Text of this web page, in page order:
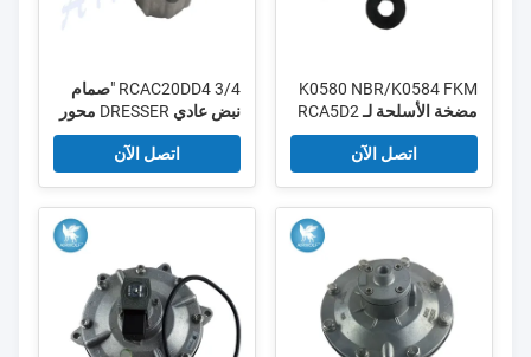
K0580 NBR/K0584 FKM
مضخة الأسلحة لـ RCA5D2
اتصل الآن
RCAC20DD4 3/4 "صمام
نبض عادي DRESSER محور
درجة حرارة K2034 DD
سلسلة التحكم الكهربائي
سبيكة الألومنيوم
اتصل الآن